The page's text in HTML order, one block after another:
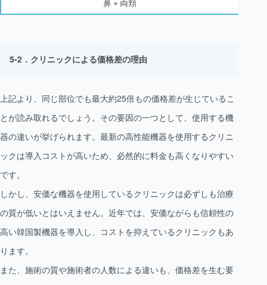
クリニックによる価格差の理由
上記より、同じ部位でも最大約25倍もの価格差が生じているこ
とが読み取れるでしょう。その要因の一つとして、使用する機
器の違いが挙げられます。最新の高性能機器を使用するクリニ
ックは導入コストが高いため、必然的に料金も高くなりやすい
です。
しかし、安価な機器を使用しているクリニックは必ずしも治療
の質が低いとはいえません。近年では、安価ながらも信頼性の
高い韓国製機器を導入し、コストを抑えているクリニックもあ
ります。
また、施術の質や施術者の人数による違いも、価格差を生む要